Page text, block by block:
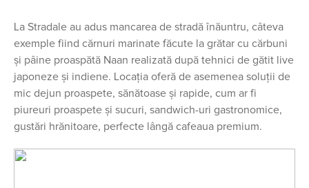
La Stradale au adus mancarea de stradă înăuntru, câteva
exemple fiind cărnuri marinate făcute la grătar cu cărbuni
şi pâine proaspătă Naan realizată după tehnici de gătit live
japoneze şi indiene. Locaţia oferă de asemenea soluţii de
mic dejun proaspete, sănătoase şi rapide, cum ar fi
piureuri proaspete şi sucuri, sandwich-uri gastronomice,
gustări hrănitoare, perfecte lângă cafeaua premium.